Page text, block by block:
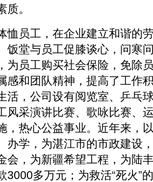
质。
员工，在企业建立和谐的劳
饭堂与员工促膝谈心，问寒
为员工购买社会保险，免除
感和团队精神，提高了工作
活，公司设有阅览室、乒乓
风采演讲比赛、歌咏比赛、
，热心公益事业。近年来，
办学，为湛江市的市政建设
会，为新疆希望工程，为陆
3000多万元；为救活“死火”